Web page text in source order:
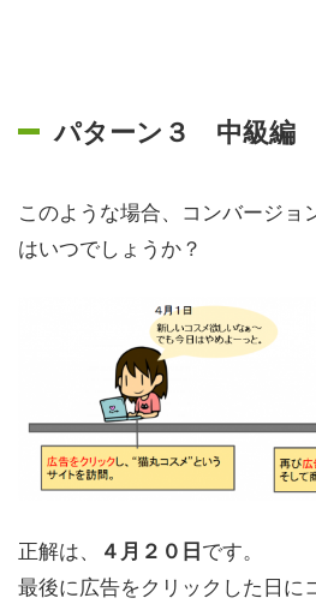
パターン３ 中級編
このような場合、コンバージョ
はいつでしょうか？
正解は、 ４月２０日です。
最後に広告をクリックした日に